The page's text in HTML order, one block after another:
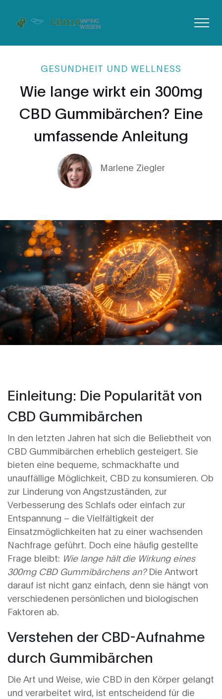
GESUNDHEIT UND WELLNESS
Wie lange wirkt ein 300mg
CBD Gummibärchen? Eine
umfassende Anleitung
Marlene Ziegler
Einleitung: Die Popularität von
CBD Gummibärchen
In den letzten Jahren hat sich die Beliebtheit von
CBD Gummibärchen erheblich gesteigert. Sie
bieten eine bequeme, schmackhafte und
unauffällige Möglichkeit, CBD zu konsumieren. Ob
zur Linderung von Angstzuständen, zur
Verbesserung des Schlafs oder einfach zur
Entspannung – die Vielfältigkeit der
Einsatzmöglichkeiten hat zu einer wachsenden
Nachfrage geführt. Doch eine häufig gestellte
Frage bleibt: Wie lange hält die Wirkung eines
300mg CBD Gummibärchens an?Die Antwort
darauf ist nicht ganz einfach, denn sie hängt von
verschiedenen persönlichen und biologischen
Faktoren ab.
Verstehen der CBD-Aufnahme
durch Gummibärchen
Die Art und Weise, wie CBD in den Körper gelangt
und verarbeitet wird, ist entscheidend für die